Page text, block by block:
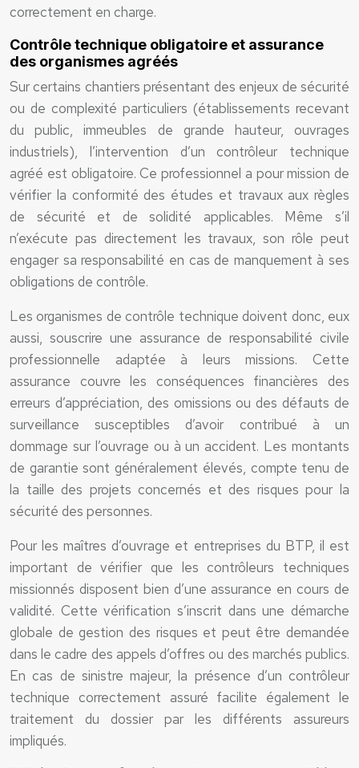
correctement en charge.
Contrôle technique obligatoire et assurance
des organismes agréés
Sur certains chantiers présentant des enjeux de sécurité
ou de complexité particuliers (établissements recevant
du public, immeubles de grande hauteur, ouvrages
industriels), l’intervention d’un contrôleur technique
agréé est obligatoire. Ce professionnel a pour mission de
vérifier la conformité des études et travaux aux règles
de sécurité et de solidité applicables. Même s’il
n’exécute pas directement les travaux, son rôle peut
engager sa responsabilité en cas de manquement à ses
obligations de contrôle.
Les organismes de contrôle technique doivent donc, eux
aussi, souscrire une assurance de responsabilité civile
professionnelle adaptée à leurs missions. Cette
assurance couvre les conséquences financières des
erreurs d’appréciation, des omissions ou des défauts de
surveillance susceptibles d’avoir contribué à un
dommage sur l’ouvrage ou à un accident. Les montants
de garantie sont généralement élevés, compte tenu de
la taille des projets concernés et des risques pour la
sécurité des personnes.
Pour les maîtres d’ouvrage et entreprises du BTP, il est
important de vérifier que les contrôleurs techniques
missionnés disposent bien d’une assurance en cours de
validité. Cette vérification s’inscrit dans une démarche
globale de gestion des risques et peut être demandée
dans le cadre des appels d’offres ou des marchés publics.
En cas de sinistre majeur, la présence d’un contrôleur
technique correctement assuré facilite également le
traitement du dossier par les différents assureurs
impliqués.